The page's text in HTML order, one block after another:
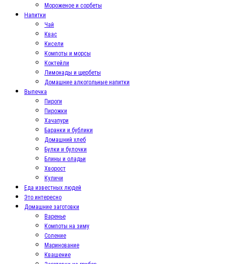
Мороженое и сорбеты
Напитки
Чай
Квас
Кисели
Компоты и морсы
Коктейли
Лимонады и щербеты
Домашние алкогольные напитки
Выпечка
Пироги
Пирожки
Хачапури
Баранки и бублики
Домашний хлеб
Булки и булочки
Блины и оладьи
Хворост
Куличи
Еда известных людей
Это интересно
Домашние заготовки
Варенье
Компоты на зиму
Соление
Маринование
Квашение